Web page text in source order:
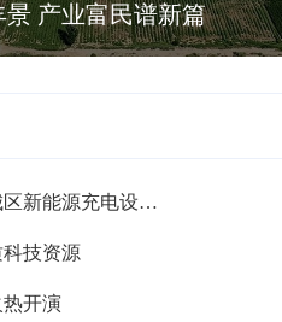
产业富民谱新篇
巴彦淖尔市全力推进主城区新能源充电设施布局
技资源
开演